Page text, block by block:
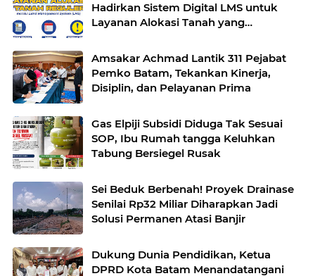
Hadirkan Sistem Digital LMS untuk
Layanan Alokasi Tanah yang
Amsakar Achmad Lantik 311 Pejabat
Pemko Batam, Tekankan Kinerja,
Disiplin, dan Pelayanan Prima
Gas Elpiji Subsidi Diduga Tak Sesuai
SOP, Ibu Rumah tangga Keluhkan
Tabung Bersiegel Rusak
Sei Beduk Berbenah! Proyek Drainase
Senilai Rp32 Miliar Diharapkan Jadi
Solusi Permanen Atasi Banjir
Dukung Dunia Pendidikan, Ketua
DPRD Kota Batam Menandatangani